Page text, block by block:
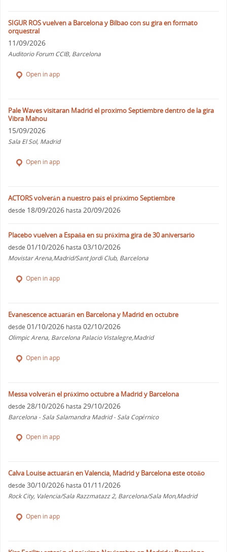
SIGUR ROS vuelven a Barcelona y Bilbao con su gira en formato
orquestral
11/09/2026
Auditorio Forum CCIB, Barcelona
Open in app
Pale Waves visitaran Madrid el proximo Septiembre dentro de la gira
Vibra Mahou
15/09/2026
Sala El Sol, Madrid
Open in app
ACTORS volverán a nuestro país el próximo Septiembre
desde 18/09/2026 hasta 20/09/2026
Placebo vuelven a España en su próxima gira de 30 aniversario
desde 01/10/2026 hasta 03/10/2026
Movistar Arena,Madrid/Sant Jordi Club, Barcelona
Open in app
Evanescence actuarán en Barcelona y Madrid en octubre
desde 01/10/2026 hasta 02/10/2026
Olimpic Arena, Barcelona Palacio Vistalegre,Madrid
Open in app
Messa volverán el próximo octubre a Madrid y Barcelona
desde 28/10/2026 hasta 29/10/2026
Barcelona - Sala Salamandra Madrid - Sala Copérnico
Open in app
Calva Louise actuarán en Valencia, Madrid y Barcelona este otoño
desde 30/10/2026 hasta 01/11/2026
Rock City, Valencia/Sala Razzmatazz 2, Barcelona/Sala Mon,Madrid
Open in app